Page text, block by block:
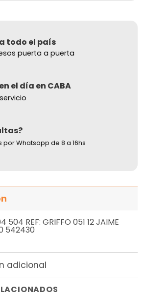
todo el país
puerta a puerta
el día en CABA
por Whatsapp de 8 a 16hs
504 REF: GRIFFO 051 12 JAIME
542430
adicional